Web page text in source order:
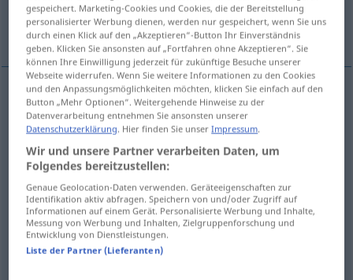
ser tres éramos tres salir los tres
Beispiele
zu drittsein
ser tres
wirwarenzu dritt
éramostres
gespeichert. Marketing-Cookies und Cookies, die der Bereitstellung
personalisierter Werbung dienen, werden nur gespeichert, wenn Sie uns
durch einen Klick auf den „Akzeptieren“-Button Ihr Einverständnis
geben. Klicken Sie ansonsten auf „Fortfahren ohne Akzeptieren“. Sie
können Ihre Einwilligung jederzeit für zukünftige Besuche unserer
Webseite widerrufen. Wenn Sie weitere Informationen zu den Cookies
und den Anpassungsmöglichkeiten möchten, klicken Sie einfach auf den
Button „Mehr Optionen“. Weitergehende Hinweise zu der
Datenverarbeitung entnehmen Sie ansonsten unserer
Datenschutzerklärung. Hier finden Sie unserImpressum.
Wir und unsere Partner verarbeiten Daten, um
Folgendes bereitzustellen:
Genaue Geolocation-Daten verwenden. Geräteeigenschaften zur
Identifikation aktiv abfragen. Speichern von und/oder Zugriff auf
Informationen auf einem Gerät. Personalisierte Werbung und Inhalte,
Messung von Werbung und Inhalten, Zielgruppenforschung und
Entwicklung von Dienstleistungen.
Liste der Partner (Lieferanten)